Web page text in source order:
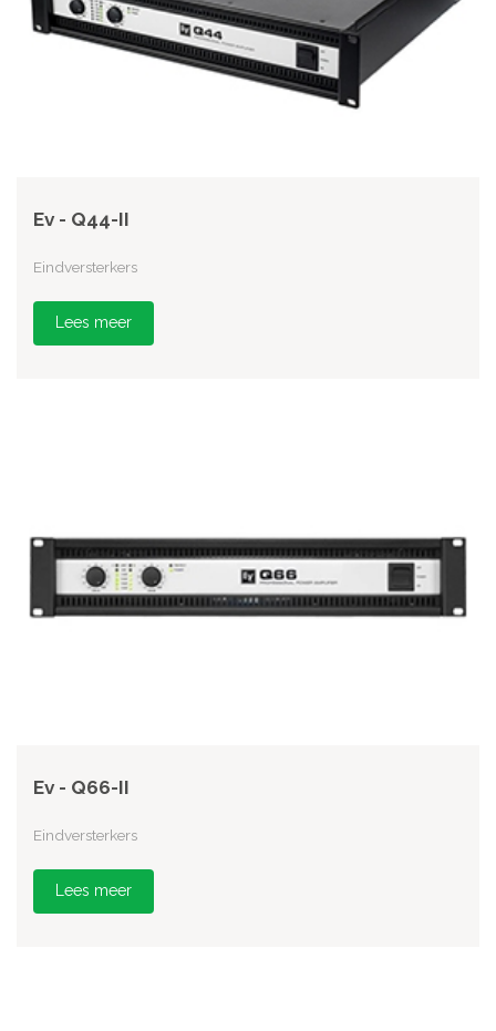
Ev - Q44-II
Eindversterkers
Lees meer
Ev - Q66-II
Eindversterkers
Lees meer